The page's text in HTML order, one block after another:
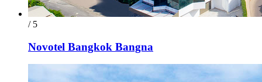
/ 5
Novotel Bangkok Bangna